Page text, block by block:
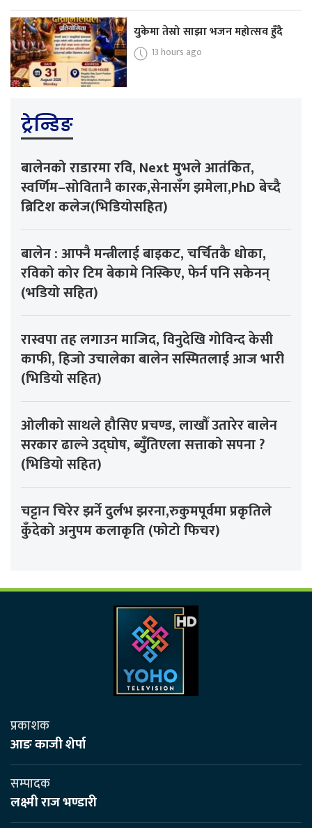
युकेमा तेस्रो साझा भजन महोत्सव हुँदै
13 hours ago
ट्रेन्डिङ
बालेनको राडारमा रवि, Next मुभले आतंकित,
स्वर्णिम–सोवितानै कारक,सेनासँग झमेला,PhD बेच्दै
ब्रिटिश कलेज(भिडियोसहित)
बालेन : आफ्नै मन्त्रीलाई बाइकट, चर्चितकै धोका,
रविको कोर टिम बेकामे निस्किए, फेर्न पनि सकेनन्
(भडियो सहित)
रास्वपा तह लगाउन माजिद, विनुदेखि गोविन्द केसी
काफी, हिजो उचालेका बालेन सस्मितलाई आज भारी
(भिडियो सहित)
ओलीको साथले हौसिए प्रचण्ड, लाखौँ उतारेर बालेन
सरकार ढाल्ने उद्घोष, ब्युँतिएला सत्ताको सपना ?
(भिडियो सहित)
चट्टान चिरेर झर्ने दुर्लभ झरना,रुकुमपूर्वमा प्रकृतिले
कुँदेको अनुपम कलाकृति (फोटो फिचर)
प्रकाशक
आङ काजी शेर्पा
सम्पादक
लक्ष्मी राज भण्डारी